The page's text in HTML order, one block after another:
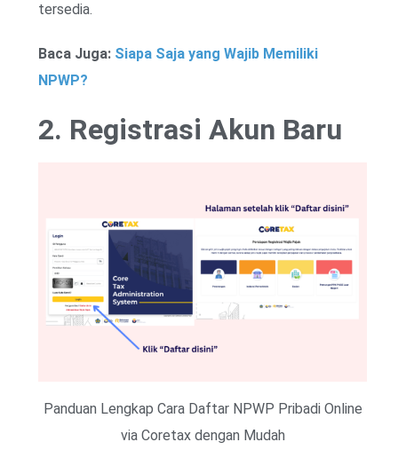
tersedia.
Baca Juga: Siapa Saja yang Wajib Memiliki
NPWP?
2. Registrasi Akun Baru
Panduan Lengkap Cara Daftar NPWP Pribadi Online
via Coretax dengan Mudah